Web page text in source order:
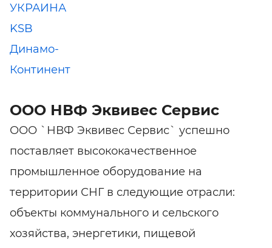
УКРАИНА
KSB
Динамо-
Континент
ООО НВФ Эквивес Сервис
ООО `НВФ Эквивес Сервис` успешно
поставляет высококачественное
промышленное оборудование на
территории СНГ в следующие отрасли:
объекты коммунального и сельского
хозяйства, энергетики, пищевой